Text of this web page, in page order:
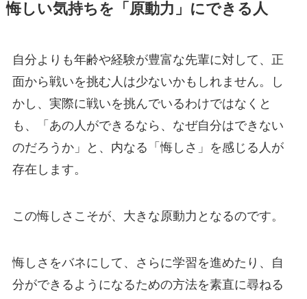
悔しい気持ちを「原動力」にできる人
自分よりも年齢や経験が豊富な先輩に対して、正
面から戦いを挑む人は少ないかもしれません。し
かし、実際に戦いを挑んでいるわけではなくと
も、「あの人ができるなら、なぜ自分はできない
のだろうか」と、内なる「悔しさ」を感じる人が
存在します。
この悔しさこそが、大きな原動力となるのです。
悔しさをバネにして、さらに学習を進めたり、自
分ができるようになるための方法を素直に尋ねる